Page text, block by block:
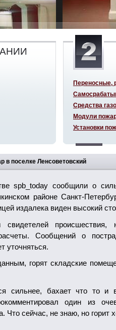
в поселке Ленсоветовский
spb_today сообщили о
районе Санкт-
издалека виден высокий
свидетелей
Сообщений о
уточняться.
горят складские
сильнее, бахает что то
один из
Что сейчас, не знаю, но горит
Переносные,
Средства
Модули
Установки